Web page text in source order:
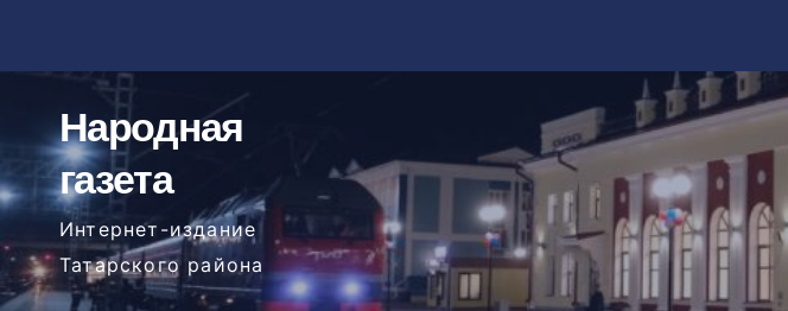
содержимому
Народная
газета
Интернет-издание
Татарского района